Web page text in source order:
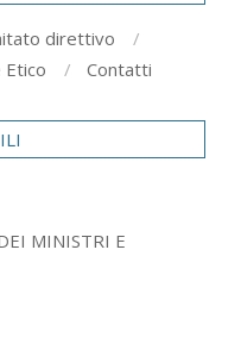
direttivo
Etico Contatti
MINISTRI E